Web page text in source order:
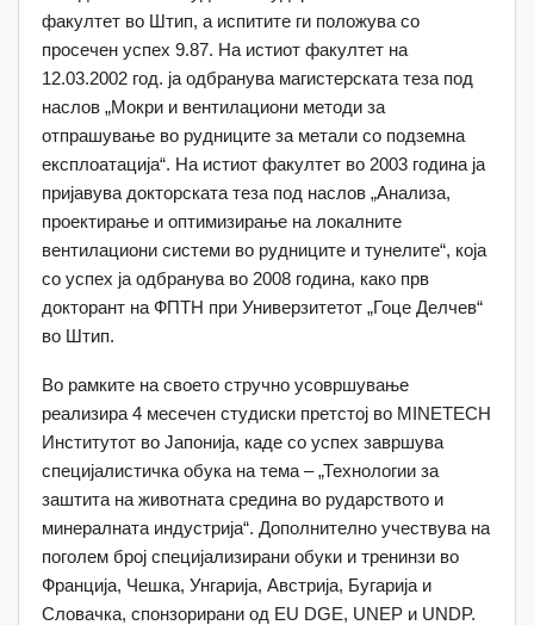
факултет во Штип, а испитите ги положува со
просечен успех 9.87. На истиот факултет на
12.03.2002 год. ја одбранува магистерската теза под
наслов „Мокри и вентилациони методи за
отпрашување во рудниците за метали со подземна
експлоатација“. На истиот факултет во 2003 година ја
пријавува докторската теза под наслов „Анализа,
проектирање и оптимизирање на локалните
вентилациони системи во рудниците и тунелите“, која
со успех ја одбранува во 2008 година, како прв
докторант на ФПТН при Универзитетот „Гоце Делчев“
во Штип.
Во рамките на своето стручно усовршување
реализира 4 месечен студиски претстој во MINETECH
Институтот во Јапонија, каде со успех завршува
специјалистичка обука на тема – „Технологии за
заштита на животната средина во рударството и
минералната индустрија“. Дополнително учествува на
поголем број специјализирани обуки и тренинзи во
Франција, Чешка, Унгарија, Австрија, Бугарија и
Словачка, спонзорирани од EU DGЕ, UNEP и UNDP.